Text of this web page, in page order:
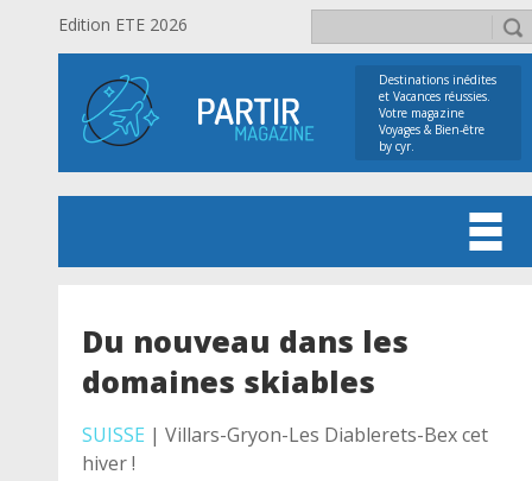
Edition ETE 2026
Destinations inédites
et Vacances réussies.
Votre magazine
Voyages & Bien-être
by cyr.
Du nouveau dans les
domaines skiables
SUISSE | Villars-Gryon-Les Diablerets-Bex cet
hiver !